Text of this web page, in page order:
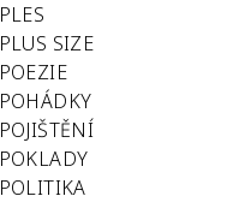
PLES
PLUS SIZE
POEZIE
POHÁDKY
POJIŠTĚNÍ
POKLADY
POLITIKA